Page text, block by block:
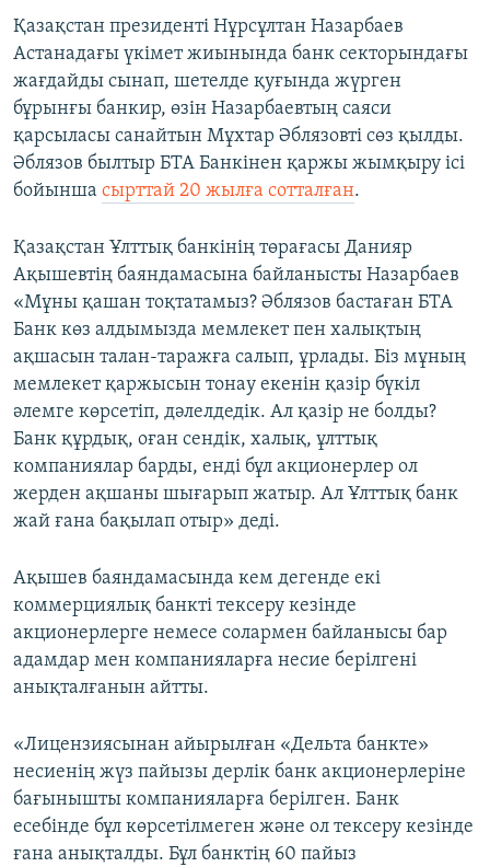
Қазақстан президенті Нұрсұлтан Назарбаев
Астанадағы үкімет жиынында банк секторындағы
жағдайды сынап, шетелде қуғында жүрген
бұрынғы банкир, өзін Назарбаевтың саяси
қарсыласы санайтын Мұхтар Әблязовті сөз қылды.
Әблязов былтыр БТА Банкінен қаржы жымқыру ісі
бойынша сырттай 20 жылға сотталған.
Қазақстан Ұлттық банкінің төрағасы Данияр
Ақышевтің баяндамасына байланысты Назарбаев
«Мұны қашан тоқтатамыз? Әблязов бастаған БТА
Банк көз алдымызда мемлекет пен халықтың
ақшасын талан-таражға салып, ұрлады. Біз мұның
мемлекет қаржысын тонау екенін қазір бүкіл
әлемге көрсетіп, дәлелдедік. Ал қазір не болды?
Банк құрдық, оған сендік, халық, ұлттық
компаниялар барды, енді бұл акционерлер ол
жерден ақшаны шығарып жатыр. Ал Ұлттық банк
жай ғана бақылап отыр» деді.
Ақышев баяндамасында кем дегенде екі
коммерциялық банкті тексеру кезінде
акционерлерге немесе солармен байланысы бар
адамдар мен компанияларға несие берілгені
анықталғанын айтты.
«Лицензиясынан айырылған «Дельта банкте»
несиенің жүз пайызы дерлік банк акционерлеріне
бағынышты компанияларға берілген. Банк
есебінде бұл көрсетілмеген және ол тексеру кезінде
ғана анықталды. Бұл банктің 60 пайыз